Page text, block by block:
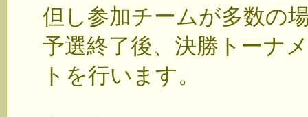
但し参加チームが多数の
予選終了後、決勝トーナ
トを行います。